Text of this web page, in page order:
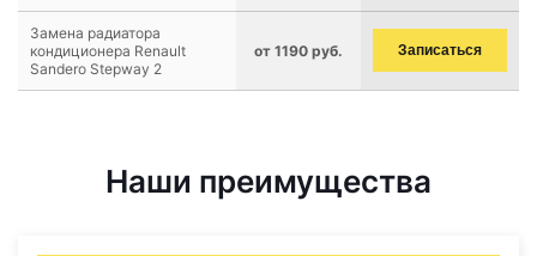
Замена радиатора
кондиционера Renault
Sandero Stepway 2
от 1190 руб. Записаться
Наши преимущества